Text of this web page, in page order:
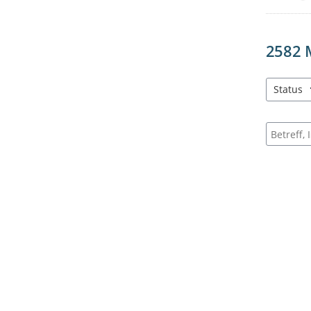
2582
Status
Suche